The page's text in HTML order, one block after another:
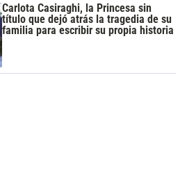
Carlota Casiraghi, la Princesa sin
título que dejó atrás la tragedia de su
familia para escribir su propia historia